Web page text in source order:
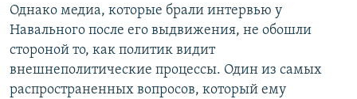
Однако медиа, которые брали интервью у
Навального после его выдвижения, не обошли
стороной то, как политик видит
внешнеполитические процессы. Один из самых
распространенных вопросов, который ему